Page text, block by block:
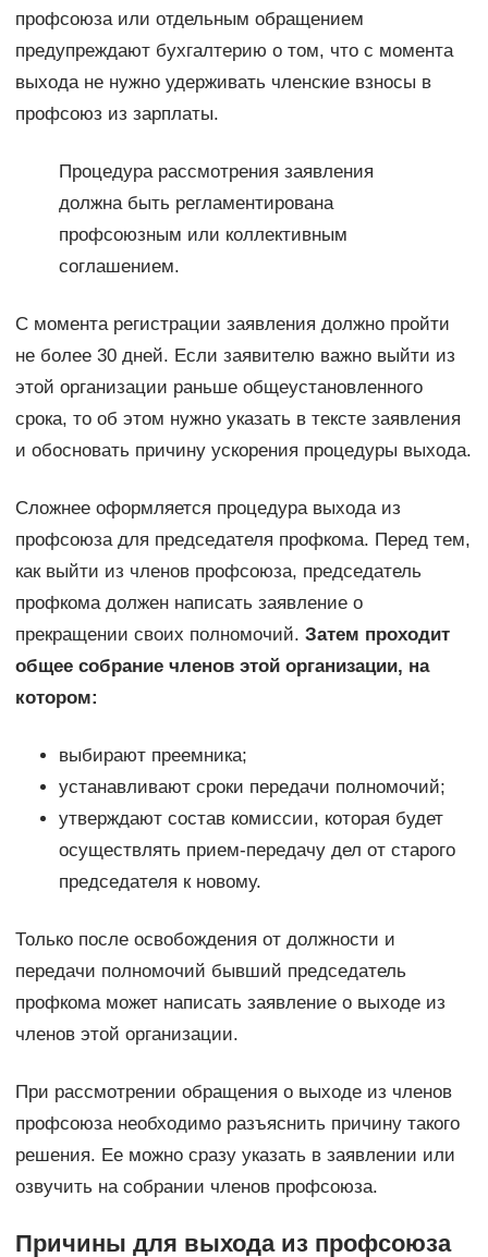
профсоюза или отдельным обращением
предупреждают бухгалтерию о том, что с момента
выхода не нужно удерживать членские взносы в
профсоюз из зарплаты.
Процедура рассмотрения заявления
должна быть регламентирована
профсоюзным или коллективным
соглашением.
С момента регистрации заявления должно пройти
не более 30 дней. Если заявителю важно выйти из
этой организации раньше общеустановленного
срока, то об этом нужно указать в тексте заявления
и обосновать причину ускорения процедуры выхода.
Сложнее оформляется процедура выхода из
профсоюза для председателя профкома. Перед тем,
как выйти из членов профсоюза, председатель
профкома должен написать заявление о
прекращении своих полномочий. Затем проходит
общее собрание членов этой организации, на
котором:
выбирают преемника;
устанавливают сроки передачи полномочий;
утверждают состав комиссии, которая будет
осуществлять прием-передачу дел от старого
председателя к новому.
Только после освобождения от должности и
передачи полномочий бывший председатель
профкома может написать заявление о выходе из
членов этой организации.
При рассмотрении обращения о выходе из членов
профсоюза необходимо разъяснить причину такого
решения. Ее можно сразу указать в заявлении или
озвучить на собрании членов профсоюза.
Причины для выхода из профсоюза